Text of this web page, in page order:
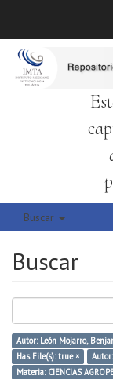
Buscar
Buscar
Autor: León Mojarro,
Has File(s): true ×
Materia: CIENCIAS